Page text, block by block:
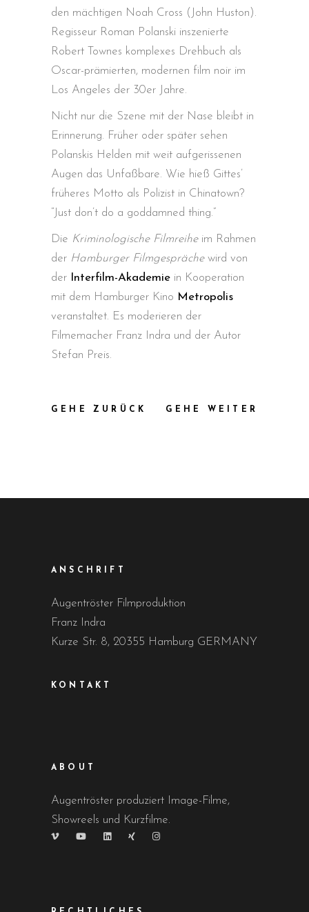
den mächtigen Noah Cross (John Huston).
Regisseur Roman Polanski inszenierte
Robert Townes komplexes Drehbuch als
Oscar-prämierten, modernen film noir im
Los Angeles der 30er Jahre.
Nicht nur die Szene mit der Nase bleibt in
Erinnerung. Früher oder später sehen
Polanskis Helden mit weit aufgerissenen
Augen das Unfaßbare. Wie hieß Gittes’
früheres Motto als Polizist in Chinatown?
“Just don’t do a goddamned thing.”
Die Kriminologische Filmreiheim Rahmen
der Hamburger Filmgesprächewird von
der
Interfilm-Akademie in Kooperation
mit dem Hamburger Kino Metropolis
veranstaltet. Es moderieren der
Filmemacher Franz Indra und der Autor
Stefan Preis.
GEHE ZURÜCK GEHE WEITER
ANSCHRIFT
Augentröster Filmproduktion
Franz Indra
Kurze Str. 8, 20355 Hamburg GERMANY
KONTAKT
ABOUT
Augentröster produziert Image-Filme,
Showreels und Kurzfilme.